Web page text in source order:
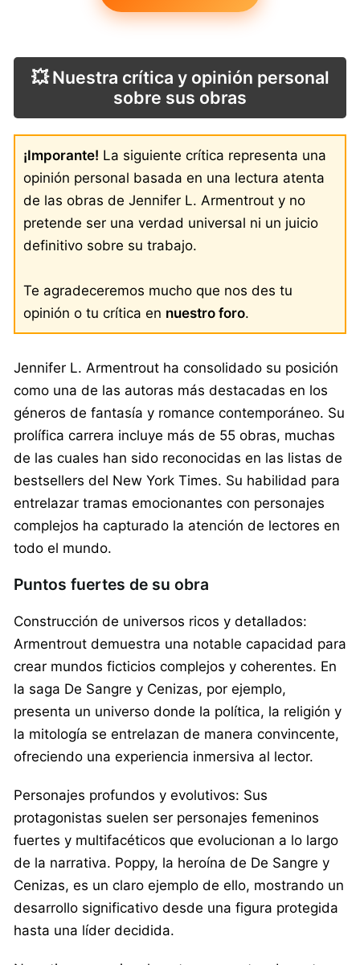
💥 Nuestra crítica y opinión personal
sobre sus obras
¡Imporante! La siguiente crítica representa una
opinión personal basada en una lectura atenta
de las obras de Jennifer L. Armentrout y no
pretende ser una verdad universal ni un juicio
definitivo sobre su trabajo.
Te agradeceremos mucho que nos des tu
opinión o tu crítica en nuestro foro.
Jennifer L. Armentrout ha consolidado su posición
como una de las autoras más destacadas en los
géneros de fantasía y romance contemporáneo. Su
prolífica carrera incluye más de 55 obras, muchas
de las cuales han sido reconocidas en las listas de
bestsellers del New York Times. Su habilidad para
entrelazar tramas emocionantes con personajes
complejos ha capturado la atención de lectores en
todo el mundo.
Puntos fuertes de su obra
Construcción de universos ricos y detallados:
Armentrout demuestra una notable capacidad para
crear mundos ficticios complejos y coherentes. En
la saga De Sangre y Cenizas, por ejemplo,
presenta un universo donde la política, la religión y
la mitología se entrelazan de manera convincente,
ofreciendo una experiencia inmersiva al lector.
Personajes profundos y evolutivos: Sus
protagonistas suelen ser personajes femeninos
fuertes y multifacéticos que evolucionan a lo largo
de la narrativa. Poppy, la heroína de De Sangre y
Cenizas, es un claro ejemplo de ello, mostrando un
desarrollo significativo desde una figura protegida
hasta una líder decidida.